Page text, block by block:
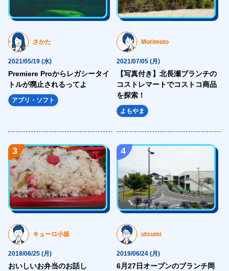
さかた
2021/05/19 (水)
Premiere Proからレガシータイ
トルが廃止されるってよ
アプリ・ソフト
Morimoto
2021/07/05 (月)
【写真付き】北長瀬ブランチの
コストレマートでコストコ商品
を探索！
よもやま
3
キューロ小坂
2018/06/25 (月)
おいしいお弁当のお話し
4
utsumi
2019/06/24 (月)
6月27日オープンのブランチ岡
<p class="fz20 fw6 lh15 mt16">有限会社グリーンサービス岡崎</p>
<p class="fz16 lh20 mt24">
公開年月：2021年8月 </p>
<div class="topWorks-content__cate">
<p class="Cate Cate--blue1">コーポレートサイト</p><p
<a href="" class="Btn1 mt48">
詳しくはこちら
<svg>
<use xlink:href="https://hajimecreate.com/wp-content/themes/wp-
</svg>
</a>
</div>
</div>
</div>
</section>
<div class="topBlog-head">
<h2 class="Ttl1-txt fz32 fw6 blue4 topBlog-ttl--txt sfz16">